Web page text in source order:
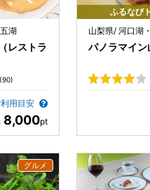
湖
レストラ
(90)
用目安
8,000
ふるなび
山梨県/ 河口湖
パノラマイン